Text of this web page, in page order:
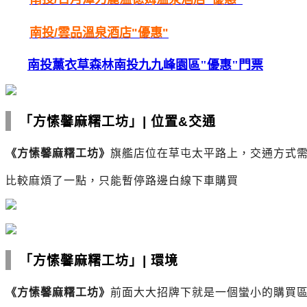
南投/雲品溫泉酒店"優惠"
南投薰衣草森林南投九九峰園區"優惠"門票
「方愫馨麻糬工坊」 | 位置&交通
《方愫馨麻糬工坊》 旗艦店位在草屯太平路上，交通方式
比較麻煩了一點，只能暫停路邊白線下車購買
「方愫馨麻糬工坊」 | 環境
《方愫馨麻糬工坊》 前面大大招牌下就是一個蠻小的購買